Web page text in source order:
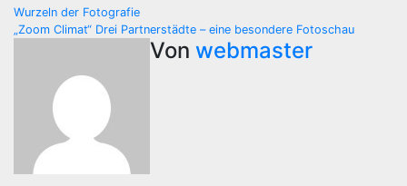
Beitragsnavigation
Wurzeln der Fotografie
„Zoom Climat“ Drei Partnerstädte – eine besondere Fotoschau
Von webmaster